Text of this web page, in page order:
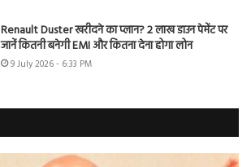
Renault Duster खरीदने का प्लान? 2 लाख डाउन पेमेंट पर
जानें कितनी बनेगी EMI और कितना देना होगा लोन
9 July 2026 - 6:33 PM